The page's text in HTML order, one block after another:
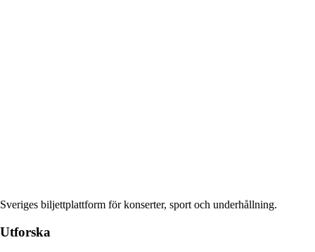
Sveriges biljettplattform för konserter, sport och underhållning.
Utforska